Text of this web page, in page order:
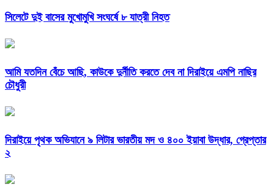
সিলেটে দুই বাসের মুখোমুখি সংঘর্ষে ৮ যাত্রী নিহত
আমি যতদিন বেঁচে আছি, কাউকে দুর্নীতি করতে দেব না দিরাইয়ে এমপি নাছির
চৌধুরী
দিরাইয়ে পৃথক অভিযানে ৯ লিটার ভারতীয় মদ ও ৪০০ ইয়াবা উদ্ধার, গ্রেপ্তার
২